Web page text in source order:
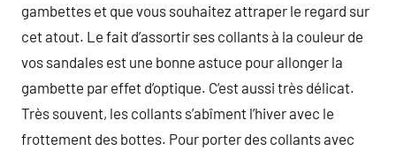
gambettes et que vous souhaitez attraper le regard sur
cet atout. Le fait d’assortir ses collants à la couleur de
vos sandales est une bonne astuce pour allonger la
gambette par effet d’optique. C’est aussi très délicat.
Très souvent, les collants s’abîment l’hiver avec le
frottement des bottes. Pour porter des collants avec